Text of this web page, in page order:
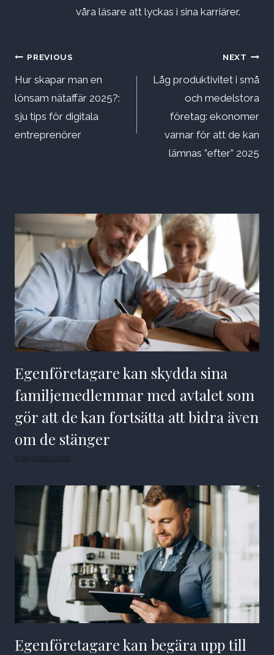
våra läsare att lyckas i sina karriärer.
Inläggsnavigering
PREVIOUS
Hur skapar man en
lönsam nätaffär 2025?:
sju tips för digitala
entreprenörer
NEXT
Låg produktivitet i små
och medelstora
företag: ekonomer
varnar för att de kan
lämnas ”efter” 2025
Egenföretagare kan skydda sina
familjemedlemmar med avtalet som
gör att de kan fortsätta att bidra även
om de stänger
9 augusti 2026
Egenföretagare kan begära upp till